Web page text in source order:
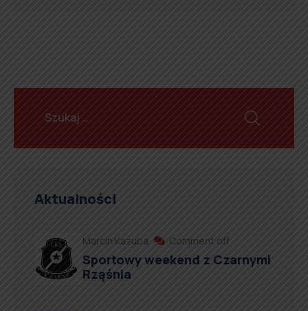
Aktualności
Marcin Kazuba Comment off
Sportowy weekend z Czarnymi
Rząśnia